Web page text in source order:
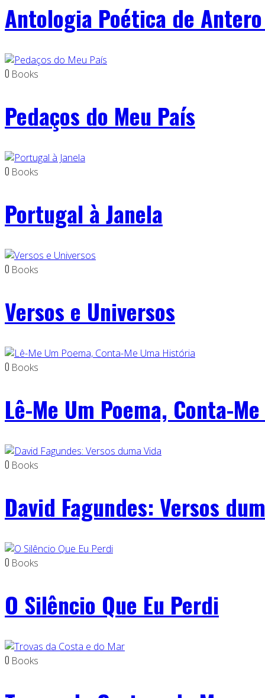
Antologia Poética de
0 Books
Pedaços do Meu País
0 Books
Portugal à Janela
0 Books
Versos e Universos
0 Books
Lê-Me Um Poema, Conta-
0 Books
David Fagundes: Versos
0 Books
O Silêncio Que Eu Perdi
0 Books